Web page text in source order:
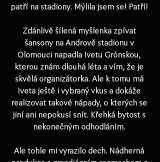
patří na stadiony. Mýlila jsem se! Patří!
Zdánlivě šílená myšlenka zpívat
šansony na Andrově stadionu v
Olomouci napadla Ivetu Grónskou,
kterou znám dlouhá léta a vím, že je
skvělá organizátorka. Ale k tomu má
Iveta ještě i vybraný vkus a dokáže
realizovat takové nápady, o kterých se
jiní ani nepokusí snít. Křehká bytost s
nekonečným odhodláním.
Ale tohle mi vyrazilo dech. Nádherná